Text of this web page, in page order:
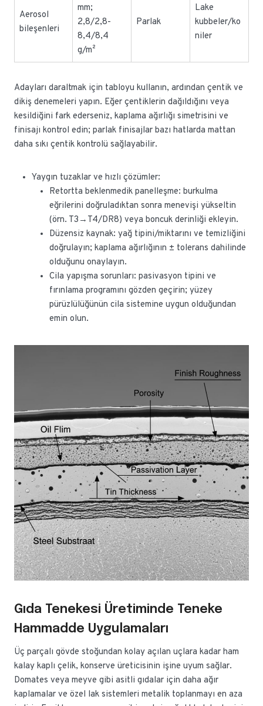
Aerosol
bileşenleri
mm;
2,8/2,8-
8,4/8,4
g/m²
Parlak
Lake
kubbeler/ko
niler
Adayları daraltmak için tabloyu kullanın, ardından çentik ve
dikiş denemeleri yapın. Eğer çentiklerin dağıldığını veya
kesildiğini fark ederseniz, kaplama ağırlığı simetrisini ve
finisajı kontrol edin; parlak finisajlar bazı hatlarda mattan
daha sıkı çentik kontrolü sağlayabilir.
Yaygın tuzaklar ve hızlı çözümler:
Retortta beklenmedik panelleşme: burkulma
eğrilerini doğruladıktan sonra menevişi yükseltin
(örn. T3→T4/DR8) veya boncuk derinliği ekleyin.
Düzensiz kaynak: yağ tipini/miktarını ve temizliğini
doğrulayın; kaplama ağırlığının ± tolerans dahilinde
olduğunu onaylayın.
Cila yapışma sorunları: pasivasyon tipini ve
fırınlama programını gözden geçirin; yüzey
pürüzlülüğünün cila sistemine uygun olduğundan
emin olun.
Gıda Tenekesi Üretiminde Teneke
Hammadde Uygulamaları
Üç parçalı gövde stoğundan kolay açılan uçlara kadar ham
kalay kaplı çelik, konserve üreticisinin işine uyum sağlar.
Domates veya meyve gibi asitli gıdalar için daha ağır
kaplamalar ve özel lak sistemleri metalik toplanmayı en aza